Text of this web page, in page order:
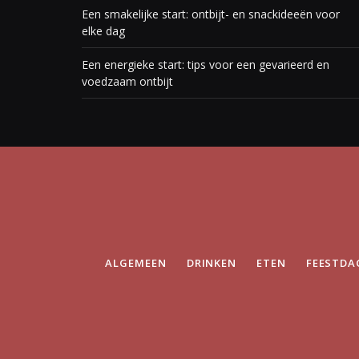
Een smakelijke start: ontbijt- en snackideeën voor
elke dag
Een energieke start: tips voor een gevarieerd en
voedzaam ontbijt
ALGEMEEN DRINKEN ETEN